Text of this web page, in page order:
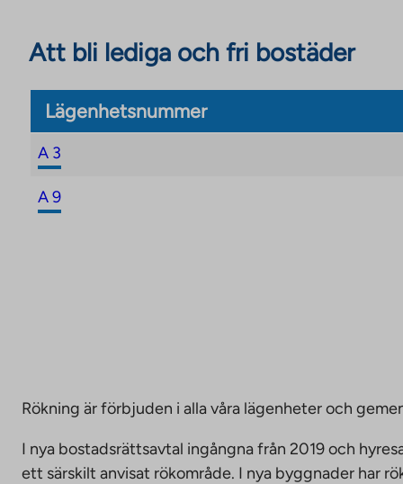
Att bli lediga och fri bostäder
Lägenhetsnummer
A 3
A 9
Rökning är förbjuden i alla våra lägenheter och
I nya bostadsrättsavtal ingångna från 2019 och
ett särskilt anvisat rökområde. I nya byggnader har